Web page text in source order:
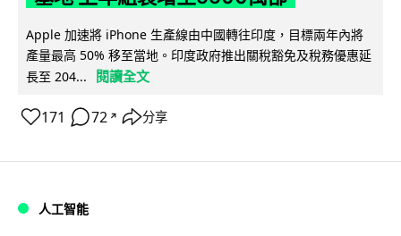
Apple 加速將 iPhone 生產線由中國轉往印度，目標兩年內將
產量最高 50% 移至當地。印度政府推出關稅豁免及稅務優惠延
長至 204...
閱讀全文
171 72 ↗ 分享
人工智能